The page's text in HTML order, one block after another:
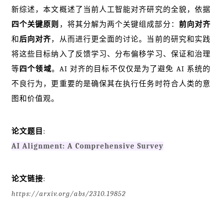
新综述，本文概述了当前人工智能对齐研究的全貌，依据
四个关键原则 ，将其分解为两个关键组成部分： 前向对齐
和后向对齐，从而进行更全面的讨论。当前的研究和实践
将这些目标纳入了反馈学习、分布偏移学习、保证和治理
等四个领域。AI 对齐的目标不仅仅是为了避免 AI 系统的
不良行为，更重要的是确保其在执行任务时符合人类的意
图和价值观。
论文题目 :
AI Alignment: A Comprehensive Survey
论文链接:
https://arxiv.org/abs/2310.19852